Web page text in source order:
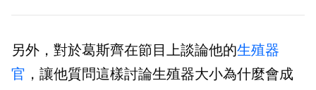
另外，對於葛斯齊在節目上談論他的生殖器
官 ，讓他質問這樣討論生殖器大小為什麼會成